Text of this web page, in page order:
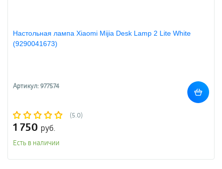
Настольная лампа Xiaomi Mijia Desk Lamp 2 Lite White
(9290041673)
Артикул: 977574
(5.0)
1 750 руб.
Есть в наличии